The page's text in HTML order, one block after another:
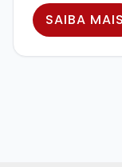
SAIBA MAIS